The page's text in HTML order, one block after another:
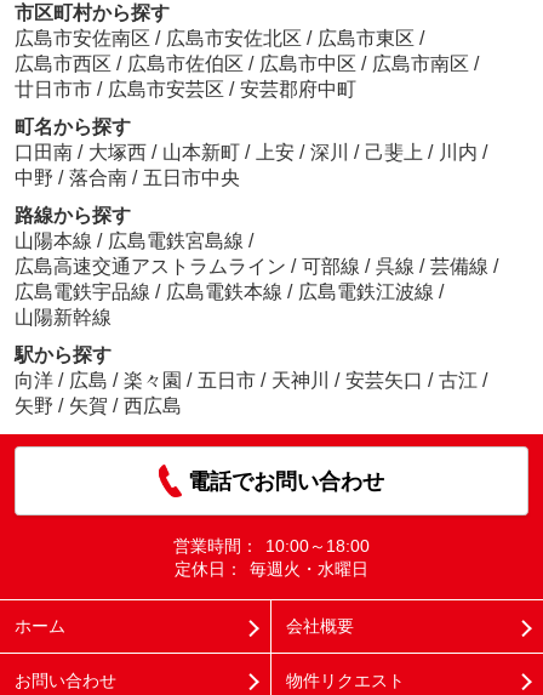
市区町村から探す
広島市安佐南区 / 広島市安佐北区 / 広島市東区 /
広島市西区 / 広島市佐伯区 / 広島市中区 / 広島市南区 /
廿日市市 / 広島市安芸区 / 安芸郡府中町
町名から探す
口田南 / 大塚西 / 山本新町 / 上安 / 深川 / 己斐上 / 川内 /
中野 / 落合南 / 五日市中央
路線から探す
山陽本線 / 広島電鉄宮島線 /
広島高速交通アストラムライン / 可部線 / 呉線 / 芸備線 /
広島電鉄宇品線 / 広島電鉄本線 / 広島電鉄江波線 /
山陽新幹線
駅から探す
向洋 / 広島 / 楽々園 / 五日市 / 天神川 / 安芸矢口 / 古江 /
矢野 / 矢賀 / 西広島
電話でお問い合わせ
営業時間：
10:00～18:00
定休日：
毎週火・水曜日
ホーム 会社概要
お問い合わせ 物件リクエスト